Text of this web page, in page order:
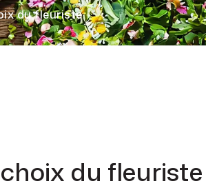
du fleuriste
du fleuriste